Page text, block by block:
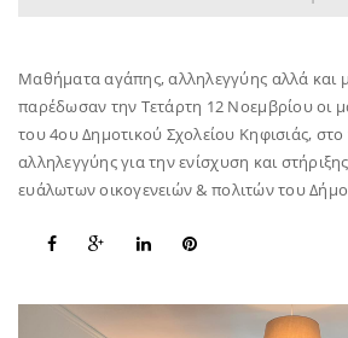
Μαθήματα αγάπης, αλληλεγγύης αλλά και
παρέδωσαν την Τετάρτη 12 Νοεμβρίου οι
του 4ου Δημοτικού Σχολείου Κηφισιάς,
αλληλεγγύης για την ενίσχυση και
ευάλωτων οικογενειών & πολιτών του